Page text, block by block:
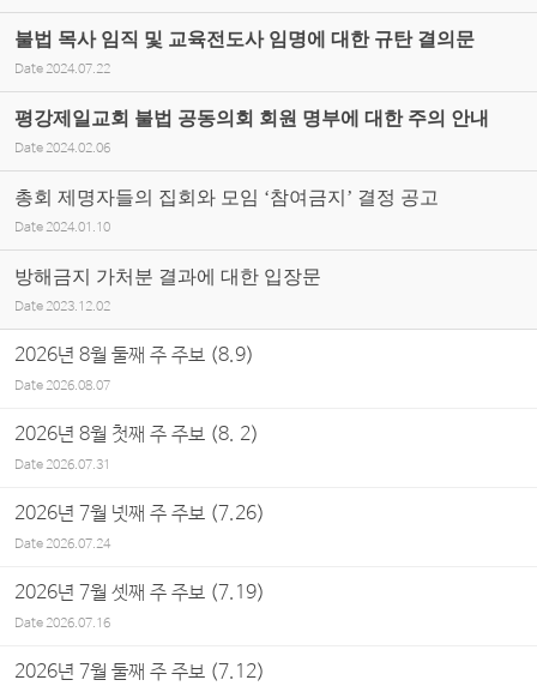
불법 목사 임직 및 교육전도사 임명에 대한 규탄 결의문
Date 2024.07.22
평강제일교회 불법 공동의회 회원 명부에 대한 주의 안내
Date 2024.02.06
총회 제명자들의 집회와 모임 ‘참여금지’ 결정 공고
Date 2024.01.10
방해금지 가처분 결과에 대한 입장문
Date 2023.12.02
2026년 8월 둘째 주 주보 (8.9)
Date2026.08.07
2026년 8월 첫째 주 주보 (8. 2)
Date2026.07.31
2026년 7월 넷째 주 주보 (7.26)
Date2026.07.24
2026년 7월 셋째 주 주보 (7.19)
Date2026.07.16
2026년 7월 둘째 주 주보 (7.12)